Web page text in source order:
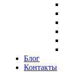
Блог
Контакты